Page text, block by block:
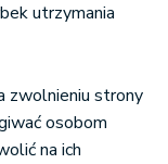
utrzymania
zwolnieniu strony
osobom
na ich